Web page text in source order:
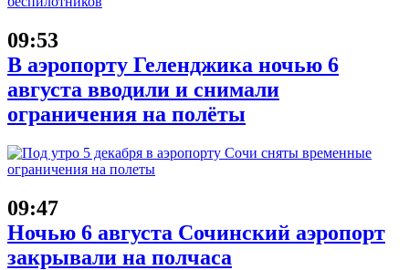
09:53
В аэропорту Геленджика ночью 6
августа вводили и снимали
ограничения на полёты
09:47
Ночью 6 августа Сочинский аэропорт
закрывали на полчаса